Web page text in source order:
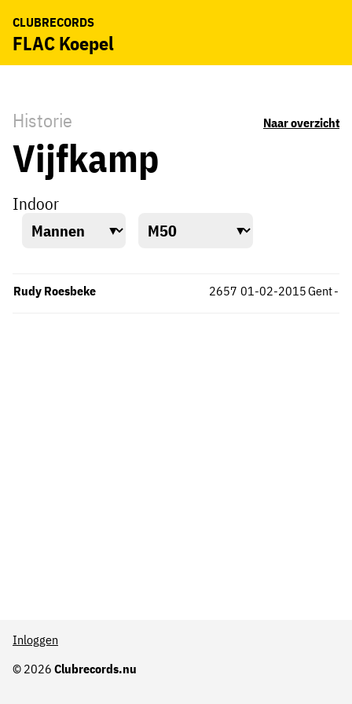
CLUBRECORDS
FLAC Koepel
Historie Naar overzicht
Vijfkamp
Indoor
Rudy Roesbeke Gent
2657 -
01-02-2015
© 2026 Clubrecords.nu
Inloggen